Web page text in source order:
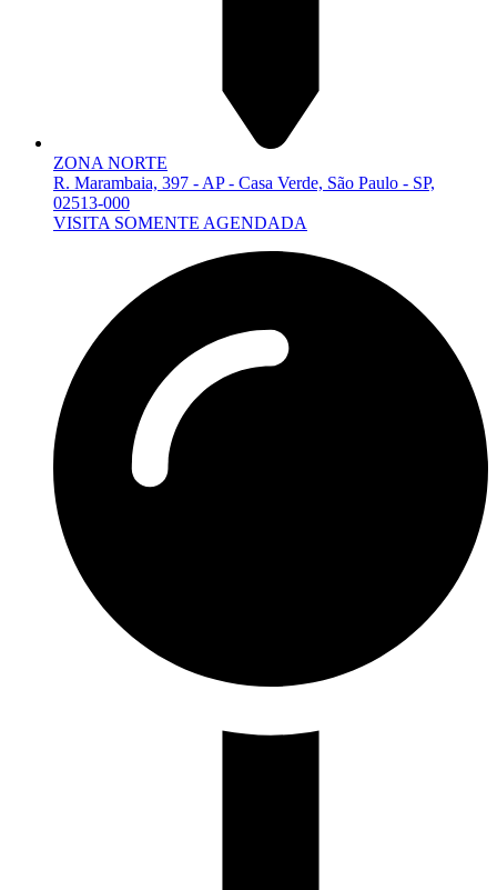
ZONA NORTE
R. Marambaia, 397 - AP - Casa Verde, São Paulo - SP,
02513-000
VISITA SOMENTE AGENDADA